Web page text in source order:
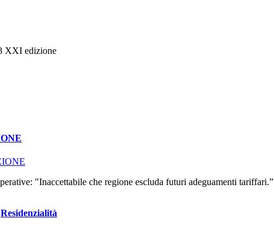
XXI edizione
"Inaccettabile che regione escluda futuri adeguamenti tariffari.”
Residenzialità